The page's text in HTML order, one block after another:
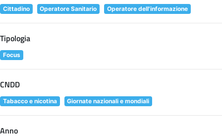
Cittadino Operatore Sanitario Operatore dell'informazione
Tipologia
Focus
CNDD
Tabacco e nicotina Giornate nazionali e mondiali
Anno